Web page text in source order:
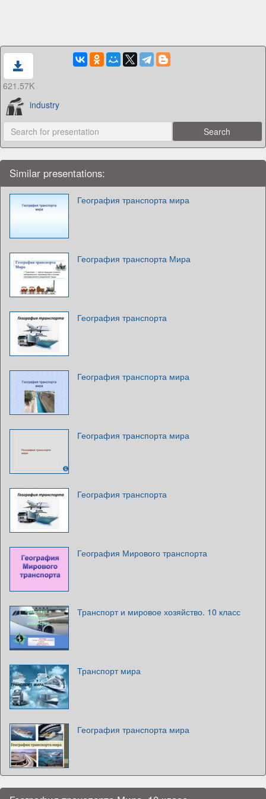
621.57K
industry
Similar presentations:
География транспорта мира
География транспорта Мира
География транспорта
География транспорта мира
География транспорта мира
География транспорта
География Мирового транспорта
Транспорт и мировое хозяйство. 10 класс
Транспорт мира
География транспорта мира